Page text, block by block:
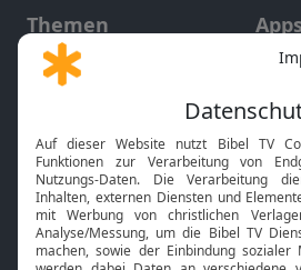
Themen
Gott und Bibel erklärt
Neuigkeiten